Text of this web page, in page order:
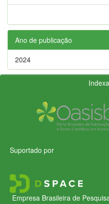
Ano de publicação
2024
Suportado por
Empresa Brasileira de